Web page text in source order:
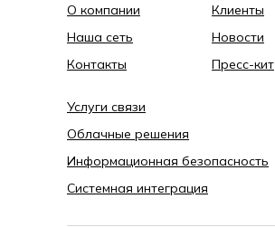
О компании
Наша сеть
Контакты
Клиенты
Новости
Пресс-кит
Услуги связи
Облачные решения
Информационная безопасность
Системная интеграция